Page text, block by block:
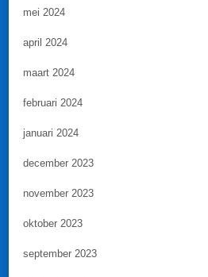
mei 2024
april 2024
maart 2024
februari 2024
januari 2024
december 2023
november 2023
oktober 2023
september 2023